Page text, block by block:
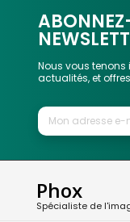
Nous vous
actualités, et
Phox
Spécialiste de